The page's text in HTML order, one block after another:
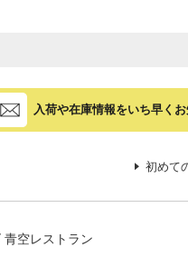
入荷や在庫情報をいち早くお
初めて
空レストラン